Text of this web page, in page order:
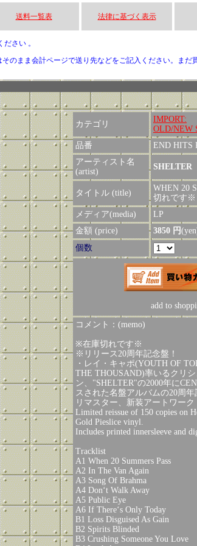
送料一覧表 法律に基づく表示
さい 。
のまま会計ページで送り先などをご記入ください。まだ
カテゴリ
IMPORT:
OLD/NEW
品番
END HITS
アーティスト名
(artist)
SHELTER
タイトル (title)
WHEN 20
切れです※
メディア(media)
LP
金額 (price)
3850 円
個数
add to
コメント：(memo)
※在庫切れです※
※リリース20周年記念盤！
・レイ・キャポ(YOUTH OF
THE THOUSAND)率いるクリ
ン、"SHELTER"の2000年に
スされた名盤アルバムの20周年
リマスター、新装アートワーク
Limited reissue of 150 copies on
Gold Pieslice vinyl.
Includes printed innersleeve and
Tracklist
A1 When 20 Summers Pass
A2 In The Van Again
A3 Song Of Brahma
A4 Don‘t Walk Away
A5 Public Eye
A6 If There‘s Only Today
B1 Loss Disguised As Gain
B2 Spirits Blinded
B3 Crushing Someone You Love